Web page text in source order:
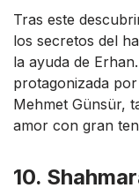
Tras este
los secretos del
la ayuda de
protagonizada
Mehmet Günsür,
amor con gran
10.